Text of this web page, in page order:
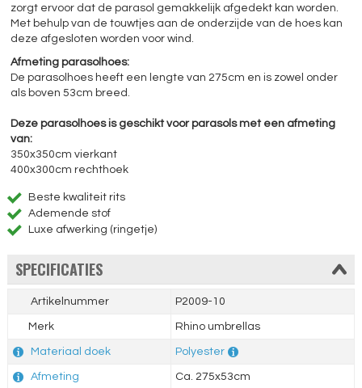
zorgt ervoor dat de parasol gemakkelijk afgedekt kan worden.
Met behulp van de touwtjes aan de onderzijde van de hoes kan
deze afgesloten worden voor wind.
Afmeting parasolhoes:
De parasolhoes heeft een lengte van 275cm en is zowel onder
als boven 53cm breed.
Deze parasolhoes is geschikt voor parasols met een afmeting
van:
350x350cm vierkant
400x300cm rechthoek
Beste kwaliteit rits
Ademende stof
Luxe afwerking (ringetje)
SPECIFICATIES
Artikelnummer P2009-10
Merk Rhino umbrellas
Materiaal doek Polyester
Afmeting Ca. 275x53cm